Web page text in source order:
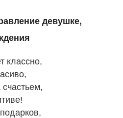
девушке,
классно,